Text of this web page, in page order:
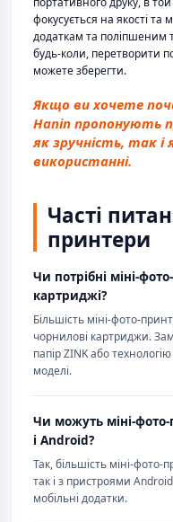
фокусується на якості та
додаткам та поліпшеним
будь-коли, перетворити
можете зберегти.
Якщо ви хочете
Hanin пропонують
як зручність, так і
використанні.
Часті
принтери
Чи потрібні міні-
картриджі?
Більшість міні-фото-
чорнилові картриджи.
папір ZINK або
моделі.
Чи можуть міні-
і Android?
Так, більшість міні-фото-
так і з пристроями
мобільні додатки.